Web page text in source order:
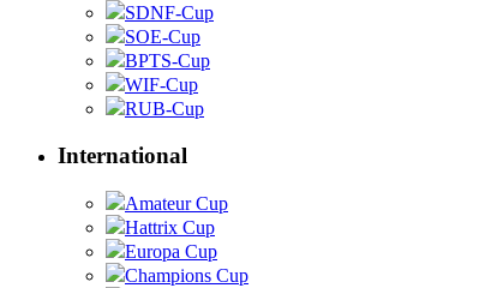
SDNF-Cup
SOE-Cup
BPTS-Cup
WIF-Cup
RUB-Cup
International
Amateur Cup
Hattrix Cup
Europa Cup
Champions Cup